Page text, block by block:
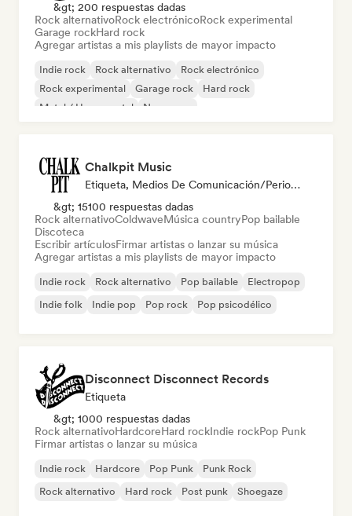
&gt; 200 respuestas dadas
Rock alternativoRock electrónicoRock experimental
Garage rockHard rock
Agregar artistas a mis playlists de mayor impacto
Indie rock Rock alternativo
Rock electrónico
Rock experimental
Garage rock
Hard rock
Metal / Heavy metal
New wave
Chalkpit Music
Etiqueta, Medios De Comunicación/Periodista, Playlist Curator
&gt; 15100 respuestas dadas
Rock alternativoColdwaveMúsica countryPop bailable
Discoteca
Escribir artículosFirmar artistas o lanzar su música
Agregar artistas a mis playlists de mayor impacto
Indie rock Rock alternativo Pop bailable
Electropop
Indie folk
Indie pop Pop rock Pop psicodélico
Disconnect Disconnect Records
Etiqueta
&gt; 1000 respuestas dadas
Rock alternativoHardcoreHard rockIndie rockPop Punk
Firmar artistas o lanzar su música
Indie rock Hardcore Pop Punk
Punk Rock
Rock alternativo
Hard rock Post punk Shoegaze